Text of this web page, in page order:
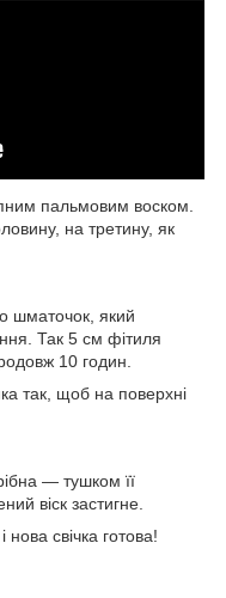
пальмовим воском.
на третину, як
шматочок, який
Так 5 см фітиля
10 годин.
так, щоб на поверхні
— тушком її
віск застигне.
свічка готова!